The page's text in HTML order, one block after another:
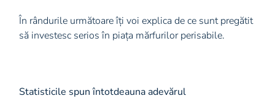
În rândurile următoare îți voi explica de ce sunt pregătit
să investesc serios în piața mărfurilor perisabile.
Statisticile spun întotdeauna adevărul